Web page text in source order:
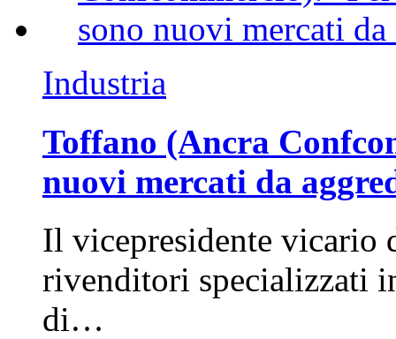
Industria
Toffano (Ancra
nuovi mercati da
Il vicepresidente vicario
rivenditori specializzati
di…